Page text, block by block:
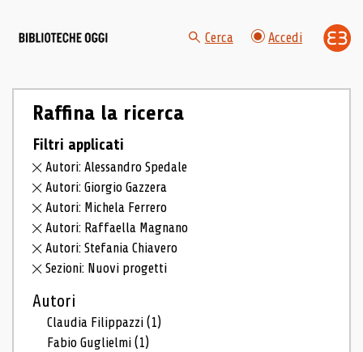
Cerca Accedi
Raffina la ricerca
Filtri applicati
Autori: Alessandro Spedale
Autori: Giorgio Gazzera
Autori: Michela Ferrero
Autori: Raffaella Magnano
Autori: Stefania Chiavero
Sezioni: Nuovi progetti
Autori
Claudia Filippazzi(1)
Fabio Guglielmi(1)